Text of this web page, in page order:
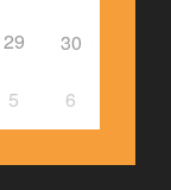
29 30
5 6